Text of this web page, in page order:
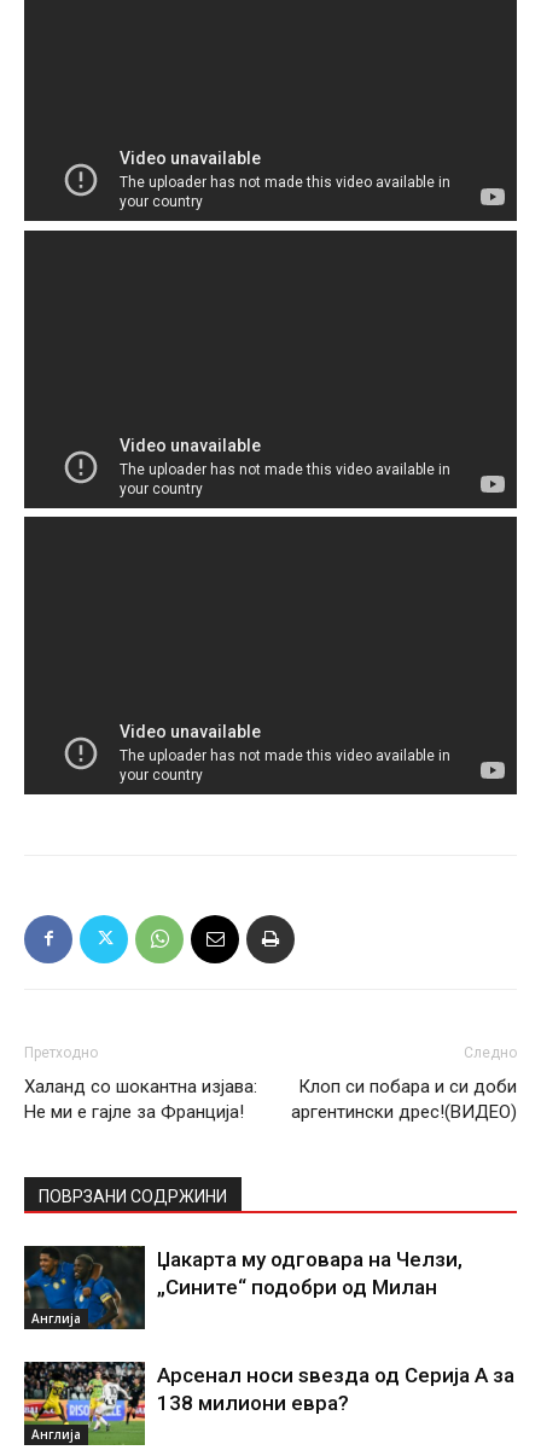
Претходно
Халанд со шокантна изјава:
Не ми е гајле за Франција!
Следно
Клоп си побара и си доби
аргентински дрес!(ВИДЕО)
ПОВРЗАНИ СОДРЖИНИ
Англија
Џакарта му одговара на Челзи,
„Сините“ подобри од Милан
Англија
Арсенал носи ѕвезда од Серија А за
138 милиони евра?